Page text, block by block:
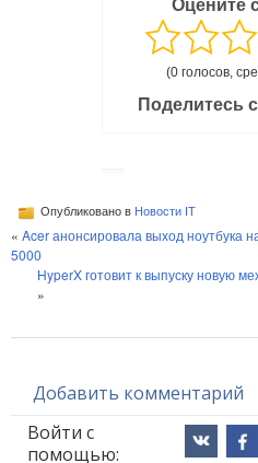
Оцените
(0 голосов,
Поделитесь
Опубликовано в Новости IT
« Acer анонсировала выход ноутбука
5000
HyperX готовит к выпуску новую
»
Добавить комментарий
Войти с
помощью: